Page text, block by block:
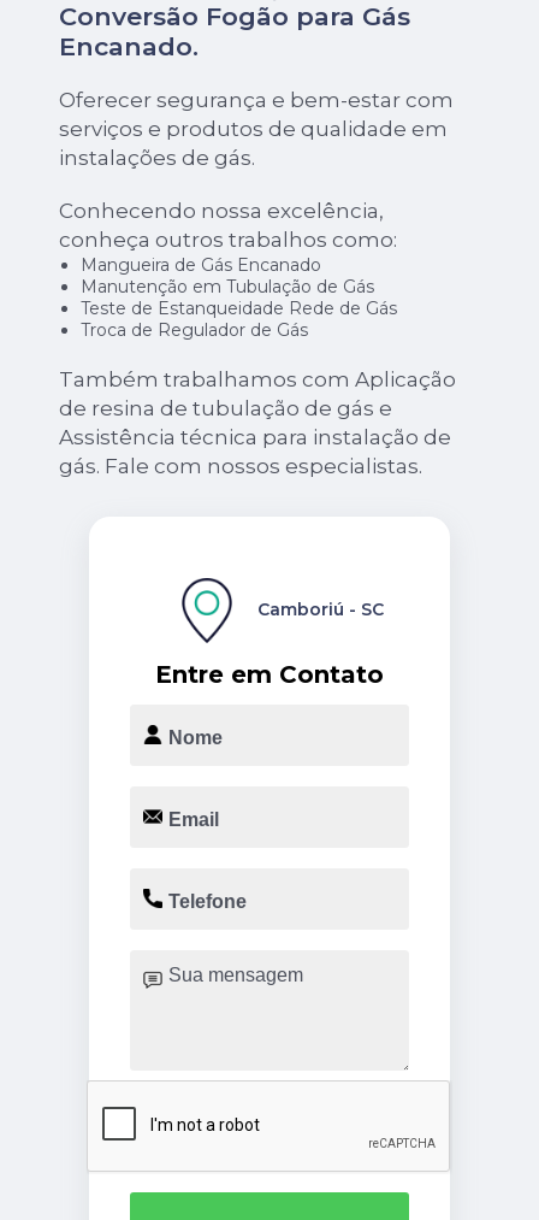
Conversão Fogão para Gás
Encanado.
Oferecer segurança e bem-estar com
serviços e produtos de qualidade em
instalações de gás.
Conhecendo nossa excelência,
conheça outros trabalhos como:
Mangueira de Gás Encanado
Manutenção em Tubulação de Gás
Teste de Estanqueidade Rede de Gás
Troca de Regulador de Gás
Também trabalhamos com Aplicação
de resina de tubulação de gás e
Assistência técnica para instalação de
gás. Fale com nossos especialistas.
Entre em Contato
Camboriú - SC